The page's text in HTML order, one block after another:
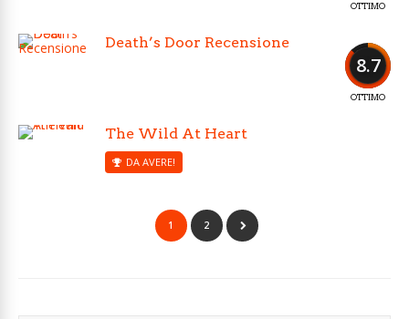
OTTIMO
8.7
OTTIMO
Death’s Door Recensione
The Wild At Heart
DA AVERE!
1 2